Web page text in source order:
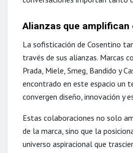
Alianzas que amplifican
La sofisticación de Cosentino
través de sus alianzas. Marcas
Prada, Miele, Smeg, Bandido y
encontrado en este espacio un
convergen diseño, innovación y
Estas colaboraciones no solo
de la marca, sino que la
universo aspiracional que